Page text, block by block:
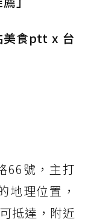
美食ptt x 台
66號，主打
地理位置，
抵達，附近